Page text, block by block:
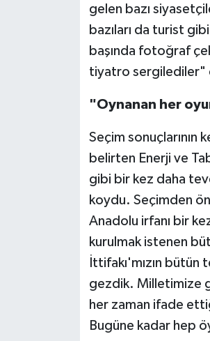
gelen bazı
bazıları da turist
başında fotoğraf
tiyatro sergilediler"
"Oynanan her
Seçim sonuçlarının
belirten Enerji ve
gibi bir kez daha
koydu. Seçimden
Anadolu irfanı bir
kurulmak istenen
İttifakı'mızın
gezdik. Milletimize
her zaman ifade
Bugüne kadar hep